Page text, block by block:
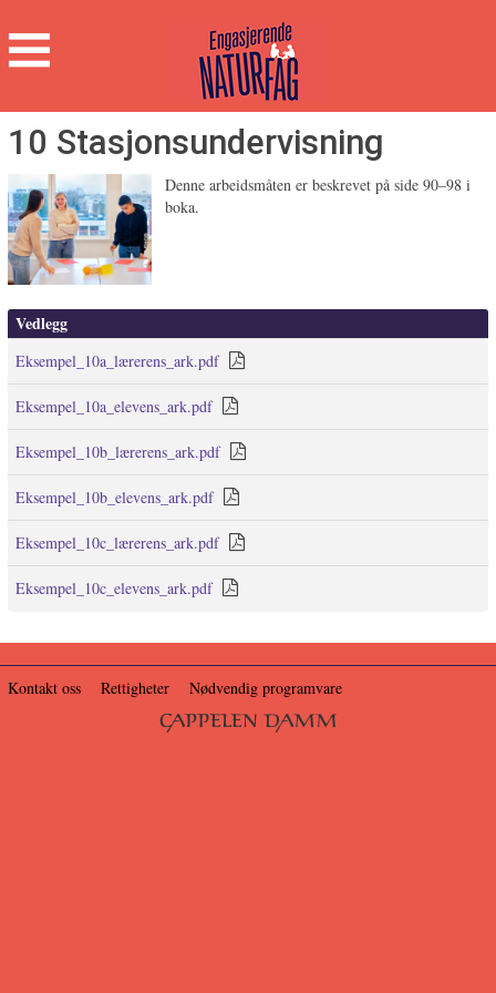
Hovedmeny
Naturfag
10 Stasjonsundervisning
Denne arbeidsmåten er beskrevet på side 90–98 i
boka.
Vedlegg
Eksempel_10a_lærerens_ark.pdf
Eksempel_10a_elevens_ark.pdf
Eksempel_10b_lærerens_ark.pdf
Eksempel_10b_elevens_ark.pdf
Eksempel_10c_lærerens_ark.pdf
Eksempel_10c_elevens_ark.pdf
Kontakt oss Rettigheter Nødvendig programvare